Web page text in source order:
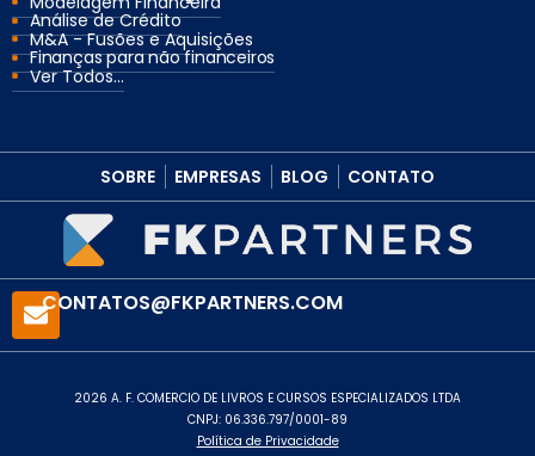
Análise de Crédito
M&A - Fusões e Aquisições
Finanças para não financeiros
Ver Todos...
SOBRE EMPRESAS BLOG CONTATO
CONTATOS@FKPARTNERS.COM
2026 A. F. COMERCIO DE LIVROS E CURSOS ESPECIALIZADOS LTDA
CNPJ: 06.336.797/0001-89
Política de Privacidade